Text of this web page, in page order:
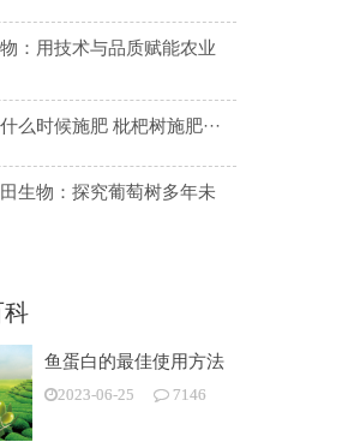
：用技术与品质赋能农业
么时候施肥 枇杷树施肥···
生物：探究葡萄树多年未
科
鱼蛋白的最佳使用方法
2023-06-25 7146